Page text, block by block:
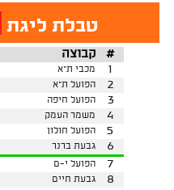
טבלת ליגת
קבוצה
#
מכבי ת"א
1
הפועל ת"א
2
הפועל חיפה
3
משמר העמק
4
הפועל חולון
5
גבעת ברנר
6
הפועל י-ם
7
גבעת חיים
8